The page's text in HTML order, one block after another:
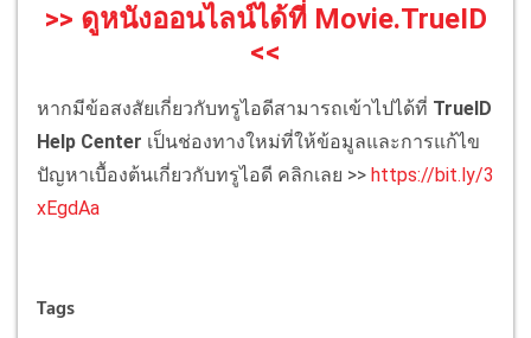
>> ดูหนังออนไลน์ได้ที่ Movie.TrueID
<<
หากมีข้อสงสัยเกี่ยวกับทรูไอดีสามารถเข้าไปได้ที่ TrueID
Help Center เป็นช่องทางใหม่ที่ให้ข้อมูลและการแก้ไข
ปัญหาเบื้องต้นเกี่ยวกับทรูไอดี คลิกเลย >> https://bit.ly/3
xEgdAa
Tags